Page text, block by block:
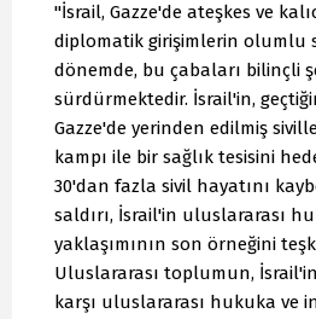
"İsrail, Gazze'de ateşkes ve
diplomatik girişimlerin olumlu
dönemde, bu çabaları bilinçli
sürdürmektedir. İsrail'in,
Gazze'de yerinden edilmiş
kampı ile bir sağlık tesisini
30'dan fazla sivil hayatını
saldırı, İsrail'in uluslararası
yaklaşımının son örneğini
Uluslararası toplumun,
karşı uluslararası hukuka ve